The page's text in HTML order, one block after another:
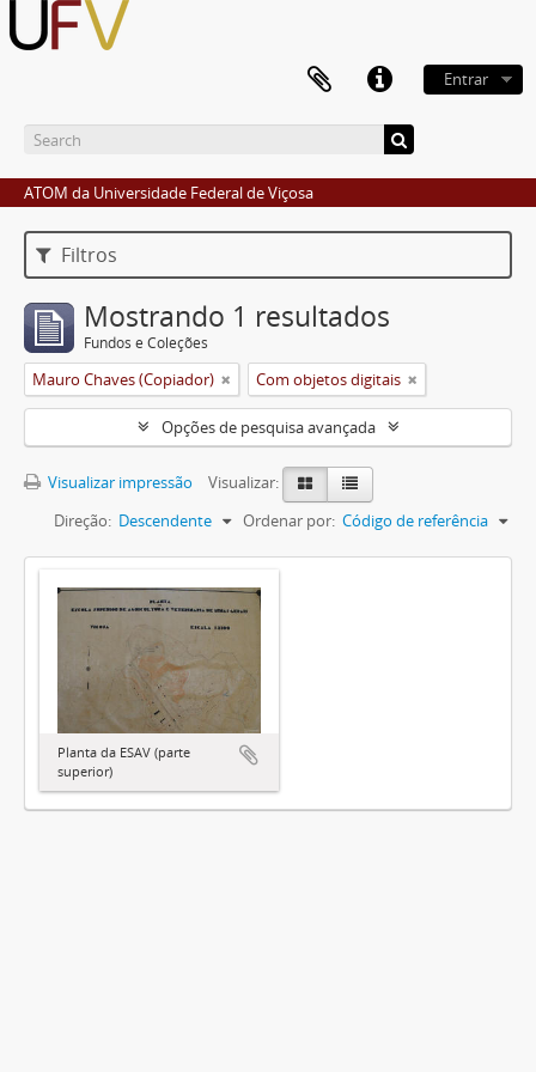
Entrar
ATOM da Universidade Federal de Viçosa
Filtros
Mostrando 1 resultados
Fundos e Coleções
Mauro Chaves (Copiador) Com objetos digitais
Opções de pesquisa avançada
Visualizar impressão
Visualizar:
Ordenar por: Código de referência
Direção: Descendente
Planta da ESAV (parte
superior)